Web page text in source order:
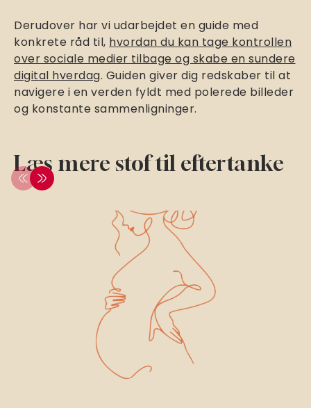
Derudover har vi udarbejdet en guide med
konkrete råd til, hvordan du kan tage kontrollen
over sociale medier tilbage og skabe en sundere
digital hverdag. Guiden giver dig redskaber til at
navigere i en verden fyldt med polerede billeder
og konstante sammenligninger.
Læs mere stof til eftertanke